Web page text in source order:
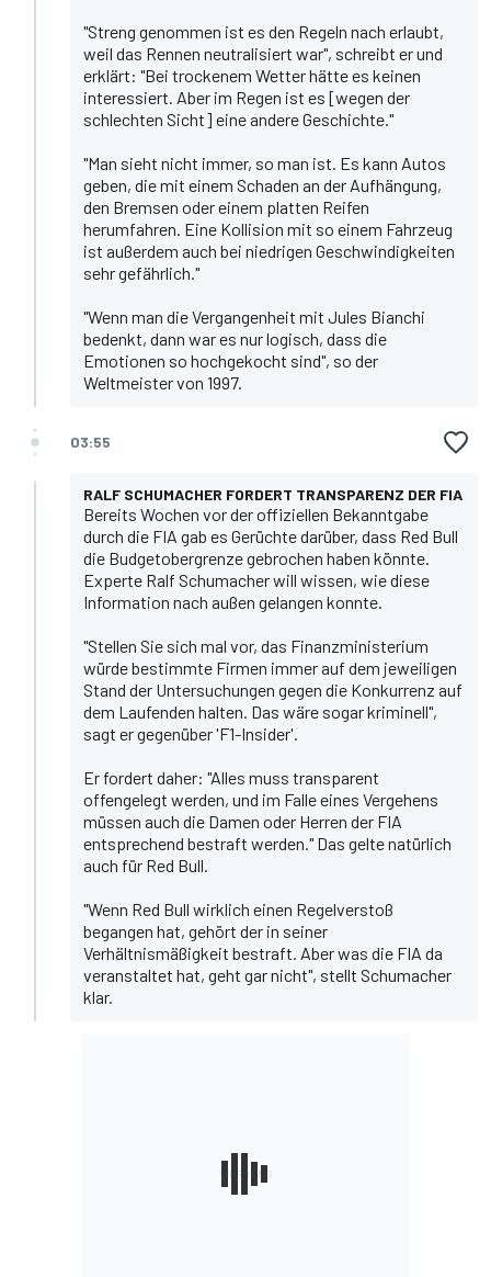
"Streng genommen ist es den Regeln nach erlaubt,
weil das Rennen neutralisiert war", schreibt er und
erklärt: "Bei trockenem Wetter hätte es keinen
interessiert. Aber im Regen ist es [wegen der
schlechten Sicht] eine andere Geschichte."
"Man sieht nicht immer, so man ist. Es kann Autos
geben, die mit einem Schaden an der Aufhängung,
den Bremsen oder einem platten Reifen
herumfahren. Eine Kollision mit so einem Fahrzeug
ist außerdem auch bei niedrigen Geschwindigkeiten
sehr gefährlich."
"Wenn man die Vergangenheit mit Jules Bianchi
bedenkt, dann war es nur logisch, dass die
Emotionen so hochgekocht sind", so der
Weltmeister von 1997.
03:55
RALF SCHUMACHER FORDERT TRANSPARENZ DER FIA
Bereits Wochen vor der offiziellen Bekanntgabe
durch die FIA gab es Gerüchte darüber, dass Red Bull
die Budgetobergrenze gebrochen haben könnte.
Experte Ralf Schumacher will wissen, wie diese
Information nach außen gelangen konnte.
"Stellen Sie sich mal vor, das Finanzministerium
würde bestimmte Firmen immer auf dem jeweiligen
Stand der Untersuchungen gegen die Konkurrenz auf
dem Laufenden halten. Das wäre sogar kriminell",
sagt er gegenüber 'F1-Insider'.
Er fordert daher: "Alles muss transparent
offengelegt werden, und im Falle eines Vergehens
müssen auch die Damen oder Herren der FIA
entsprechend bestraft werden." Das gelte natürlich
auch für Red Bull.
"Wenn Red Bull wirklich einen Regelverstoß
begangen hat, gehört der in seiner
Verhältnismäßigkeit bestraft. Aber was die FIA da
veranstaltet hat, geht gar nicht", stellt Schumacher
klar.